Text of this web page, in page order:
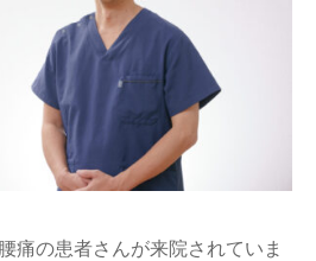
痛の患者さんが来院されていま